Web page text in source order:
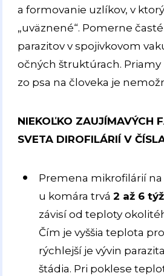
a formovanie uzlíkov, v
„uväznené“. Pomerne
parazitov v spojivkovom
očných štruktúrach. Priamy
zo psa na človeka je
NIEKOĽKO ZAUJÍMAVÝCH
SVETA DIROFILÁRIÍ V
Premena mikrofilárií
u komára trvá2 až 6
závisí od teploty
Čím je vyššia teplota
rýchlejší je vývin
štádia. Pri poklese